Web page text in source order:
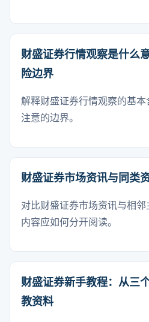
财盛证券行情观察是什么
险边界
解释财盛证券行情观察的基
注意的边界。
财盛证券市场资讯与同类
对比财盛证券市场资讯与相
内容应如何分开阅读。
财盛证券新手教程：从三
教资料